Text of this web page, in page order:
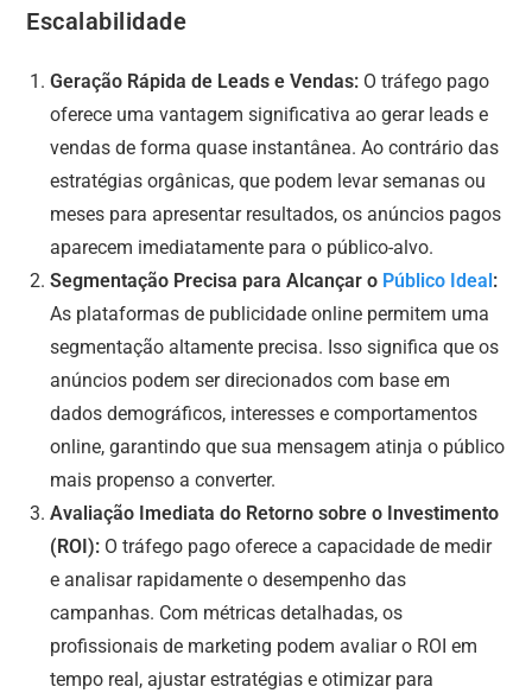
Escalabilidade
Geração Rápida de Leads e Vendas: O tráfego pago
oferece uma vantagem significativa ao gerar leads e
vendas de forma quase instantânea. Ao contrário das
estratégias orgânicas, que podem levar semanas ou
meses para apresentar resultados, os anúncios pagos
aparecem imediatamente para o público-alvo.
Segmentação Precisa para Alcançar o Público Ideal:
As plataformas de publicidade online permitem uma
segmentação altamente precisa. Isso significa que os
anúncios podem ser direcionados com base em
dados demográficos, interesses e comportamentos
online, garantindo que sua mensagem atinja o público
mais propenso a converter.
Avaliação Imediata do Retorno sobre o Investimento
(ROI): O tráfego pago oferece a capacidade de medir
e analisar rapidamente o desempenho das
campanhas. Com métricas detalhadas, os
profissionais de marketing podem avaliar o ROI em
tempo real, ajustar estratégias e otimizar para